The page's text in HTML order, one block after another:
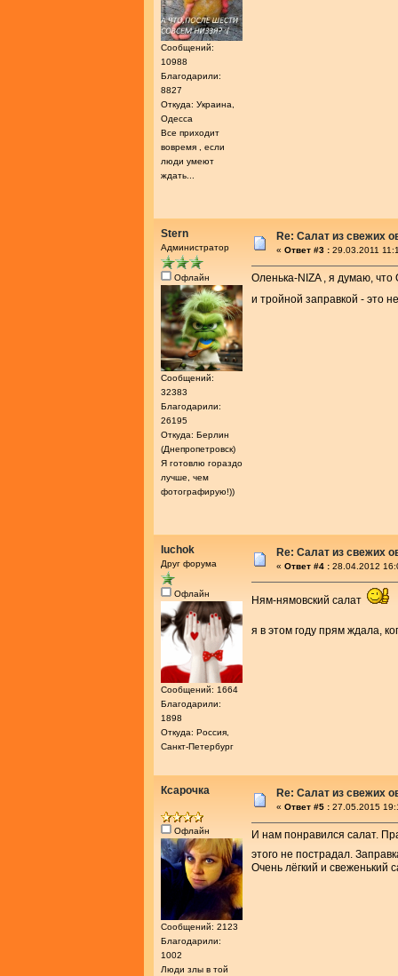
Сообщений:
10988
Благодарили:
8827
Откуда: Украина,
Одесса
Все приходит
вовремя , если
люди умеют
ждать...
Stern
Администратор
Офлайн
Сообщений:
32383
Благодарили:
26195
Откуда: Берлин
(Днепропетровск)
Я готовлю гораздо
лучше, чем
фотографирую!))
Re: Салат из свежих
« Ответ #3 : 29.03.2011
Оленька-NIZA , я думаю, что
и тройной заправкой - это
luchok
Друг форума
Офлайн
Сообщений: 1664
Благодарили:
1898
Откуда: Россия,
Санкт-Петербург
Re: Салат из свежих
« Ответ #4 : 28.04.2012
Ням-нямовский салат
я в этом году прям ждала,
Ксарочка
Офлайн
Сообщений: 2123
Благодарили:
1002
Люди злы в той
Re: Салат из свежих
« Ответ #5 : 27.05.2015
И нам понравился салат.
этого не пострадал.
Очень лёгкий и свеженький